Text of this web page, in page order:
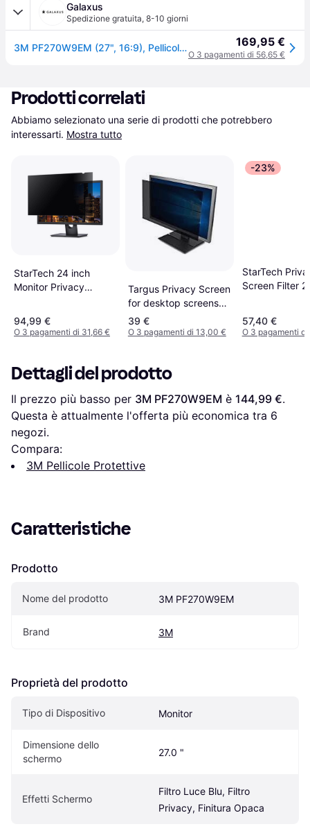
Galaxus
Spedizione gratuita, 8-10 giorni
3M PF270W9EM (27", 16:9), Pellicola protettiva per monitor 169,95 €
O 3 pagamenti di 56,65 €
Prodotti correlati
Abbiamo selezionato una serie di prodotti che potrebbero
interessarti. Mostra tutto
StarTech 24 inch
Monitor Privacy
Matte Glossy
94,99 €
O 3 pagamenti di 31,66 €
Targus Privacy Screen
for desktop screens
22"
39 €
O 3 pagamenti di 13,00 €
-23%
StarTech
Screen Filter
57,40 €
O 3 pagamenti di
Dettagli del prodotto
Il prezzo più basso per 3M PF270W9EM è 144,99 €.
Questa è attualmente l'offerta più economica tra 6
negozi.
Compara:
3M Pellicole Protettive
Caratteristiche
Prodotto
Nome del prodotto 3M PF270W9EM
Brand 3M
Proprietà del prodotto
Tipo di Dispositivo Monitor
Dimensione dello
schermo
27.0 "
Effetti Schermo
Filtro Luce Blu, Filtro
Privacy, Finitura Opaca